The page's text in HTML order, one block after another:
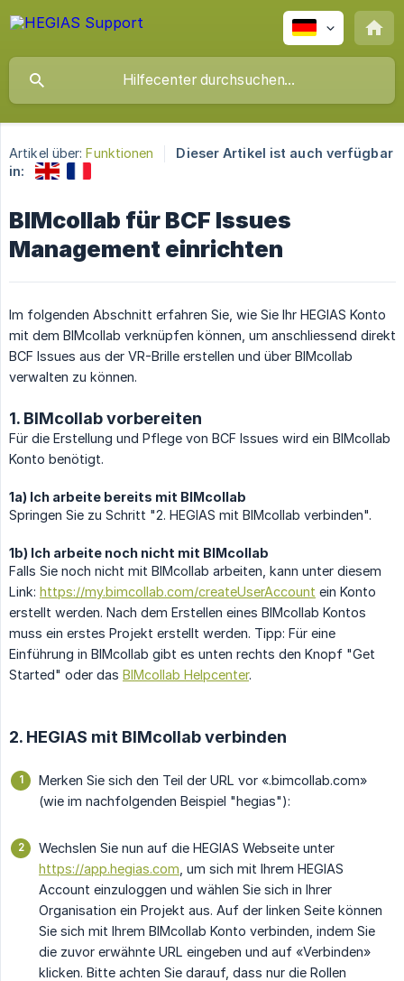
Artikel über: Funktionen
Dieser Artikel ist auch verfügbar
in:
BIMcollab für BCF Issues
Management einrichten
Im folgenden Abschnitt erfahren Sie, wie Sie Ihr HEGIAS Konto
mit dem BIMcollab verknüpfen können, um anschliessend direkt
BCF Issues aus der VR-Brille erstellen und über BIMcollab
verwalten zu können.
1. BIMcollab vorbereiten
Für die Erstellung und Pflege von BCF Issues wird ein BIMcollab
Konto benötigt.
1a) Ich arbeite bereits mit BIMcollab
Springen Sie zu Schritt "2. HEGIAS mit BIMcollab verbinden".
1b) Ich arbeite noch nicht mit BIMcollab
Falls Sie noch nicht mit BIMcollab arbeiten, kann unter diesem
Link: https://my.bimcollab.com/createUserAccount ein Konto
erstellt werden. Nach dem Erstellen eines BIMcollab Kontos
muss ein erstes Projekt erstellt werden. Tipp: Für eine
Einführung in BIMcollab gibt es unten rechts den Knopf "Get
Started" oder das BIMcollab Helpcenter.
2. HEGIAS mit BIMcollab verbinden
Merken Sie sich den Teil der URL vor «.bimcollab.com»
(wie im nachfolgenden Beispiel "hegias"):
Wechslen Sie nun auf die HEGIAS Webseite unter
https://app.hegias.com , um sich mit Ihrem HEGIAS
Account einzuloggen und wählen Sie sich in Ihrer
Organisation ein Projekt aus. Auf der linken Seite können
Sie sich mit Ihrem BIMcollab Konto verbinden, indem Sie
die zuvor erwähnte URL eingeben und auf «Verbinden»
klicken. Bitte achten Sie darauf, dass nur die Rollen